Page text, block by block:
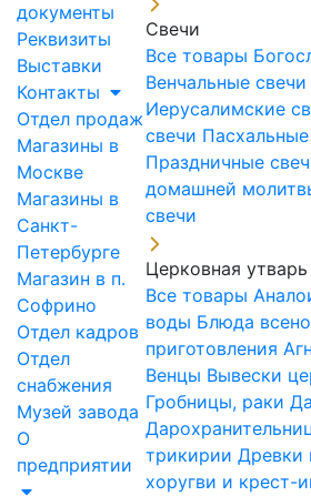
документы
Реквизиты
Выставки
Контакты
Отдел продаж
Магазины в
Москве
Магазины в
Санкт-
Петербурге
Магазин в п.
Софрино
Отдел кадров
Отдел
снабжения
Музей завода
О
предприятии
Свечи
Все товары
Венчальные свечи
Иерусалимские
свечи
Праздничные
домашней
свечи
Церковная утварь
Все товары
воды Блюда
приготовления
Венцы Вывески
Гробницы, раки
трикирии Древки
хоругви и крест-